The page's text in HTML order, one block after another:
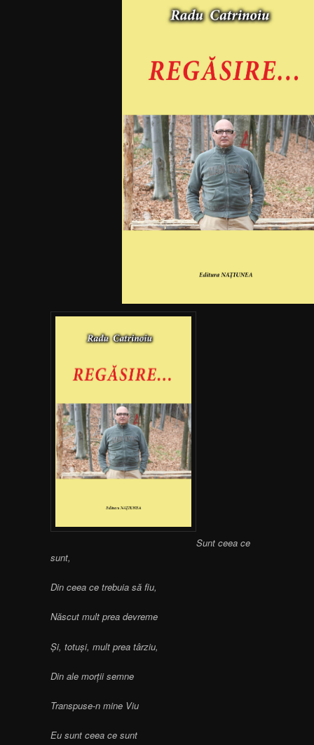
Sunt ceea ce
sunt,
Din ceea ce trebuia să fiu,
Născut mult prea devreme
Și, totuși, mult prea târziu,
Din ale morții semne
Transpuse-n mine Viu
Eu sunt ceea ce sunt